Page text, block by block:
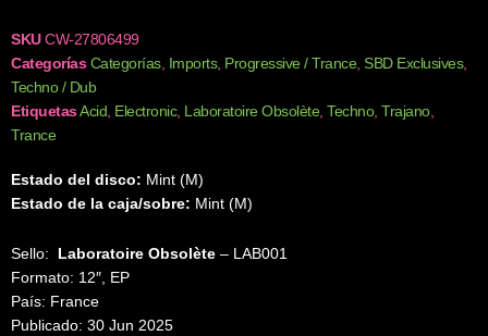
SKUCW-27806499
Categorías Categorías, Imports, Progressive / Trance, SBD Exclusives,
Techno / Dub
EtiquetasAcid, Electronic, Laboratoire Obsolète, Techno, Trajano,
Trance
Estado del disco: Mint (M)
Estado de la caja/sobre: Mint (M)
Sello: Laboratoire Obsolète ‎– LAB001
Formato: 12″, EP
País: France
Publicado: 30 Jun 2025